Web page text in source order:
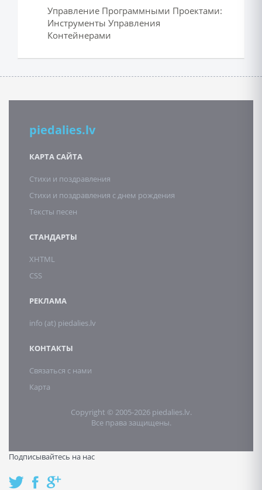
Управление Программными Проектами:
Инструменты Управления
Контейнерами
piedalies.lv
КАРТА САЙТА
Стихи и поздравления
Стихи и поздравления с днем рождения
Тексты песен
СТАНДАРТЫ
XHTML
CSS
РЕКЛАМА
info (at) piedalies.lv
КОНТАКТЫ
Связаться с нами
Карта
Copyright © 2005-2026 piedalies.lv.
Все права защищены.
Подписывайтесь на нас